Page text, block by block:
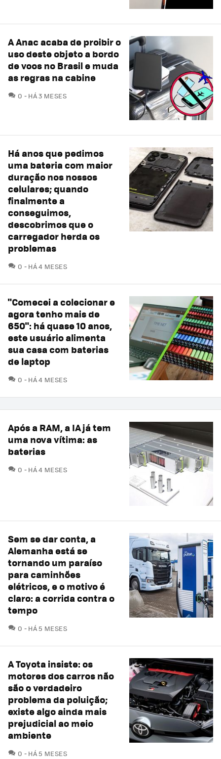
A Anac acaba de proibir o
uso deste objeto a bordo
de voos no Brasil e muda
as regras na cabine
0 COMENTÁRIOS
HÁ 3 MESES
Há anos que pedimos
uma bateria com maior
duração nos nossos
celulares; quando
finalmente a
conseguimos,
descobrimos que o
carregador herda os
problemas
0 COMENTÁRIOS
HÁ 4 MESES
"Comecei a colecionar e
agora tenho mais de
650": há quase 10 anos,
este usuário alimenta
sua casa com baterias
de laptop
0 COMENTÁRIOS
HÁ 4 MESES
Após a RAM, a IA já tem
uma nova vítima: as
baterias
0 COMENTÁRIOS
HÁ 4 MESES
Sem se dar conta, a
Alemanha está se
tornando um paraíso
para caminhões
elétricos, e o motivo é
claro: a corrida contra o
tempo
0 COMENTÁRIOS
HÁ 5 MESES
A Toyota insiste: os
motores dos carros não
são o verdadeiro
problema da poluição;
existe algo ainda mais
prejudicial ao meio
ambiente
0 COMENTÁRIOS
HÁ 5 MESES